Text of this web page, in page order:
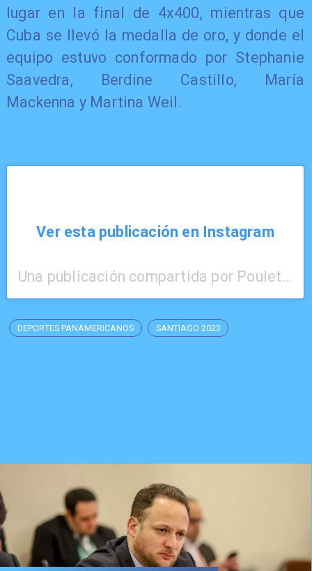
lugar en la final de 4x400, mientras que
Cuba se llevó la medalla de oro, y donde el
equipo estuvo conformado por Stephanie
Saavedra, Berdine Castillo, María
Mackenna y Martina Weil.
Ver esta publicación en Instagram
Una publicación compartida por Poulette Cardoch (@policardochr)
DEPORTES PANAMERICANOS SANTIAGO 2023